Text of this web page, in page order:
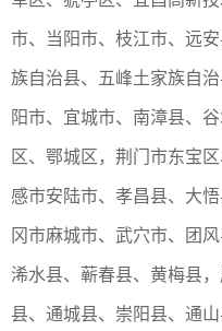
市、当阳市、枝江市、远
族自治县、五峰土家族自
阳市、宜城市、南漳县、
区、鄂城区，荆门市东宝
感市安陆市、孝昌县、大
冈市麻城市、武穴市、团
浠水县、蕲春县、黄梅县
县、通城县、崇阳县、通